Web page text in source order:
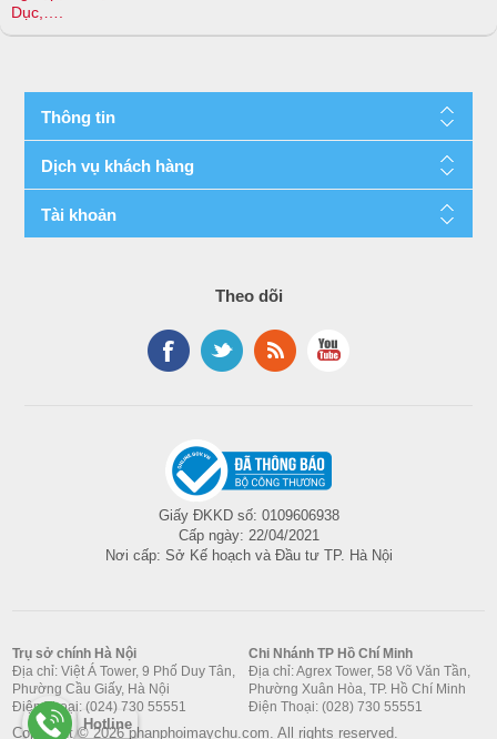
Dục,….
Thông tin
Dịch vụ khách hàng
Tài khoản
Theo dõi
Giấy ĐKKD số: 0109606938
Cấp ngày: 22/04/2021
Nơi cấp: Sở Kế hoạch và Đầu tư TP. Hà Nội
Trụ sở chính Hà Nội
Địa chỉ: Việt Á Tower, 9 Phố Duy Tân,
Phường Cầu Giấy, Hà Nội
Điện Thoại: (024) 730 55551
Chi Nhánh TP Hồ Chí Minh
Địa chỉ: Agrex Tower, 58 Võ Văn Tần,
Phường Xuân Hòa, TP. Hồ Chí Minh
Điện Thoại: (028) 730 55551
Copyright © 2026 phanphoimaychu.com. All rights reserved.
Hotline